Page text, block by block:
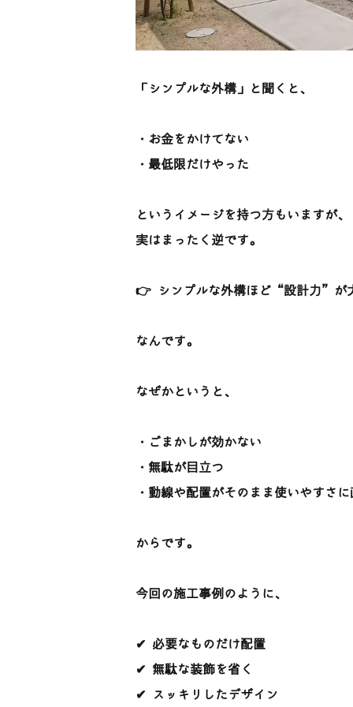
「シンプルな外構」と聞くと、
・お金をかけてない
・最低限だけやった
というイメージを持つ方もいますが、
実はまったく逆です。
👉 シンプルな外構ほど“設計力”が
なんです。
なぜかというと、
・ごまかしが効かない
・無駄が目立つ
・動線や配置がそのまま使いやすさ
からです。
今回の施工事例のように、
✔ 必要なものだけ配置
✔ 無駄な装飾を省く
✔ スッキリしたデザイン